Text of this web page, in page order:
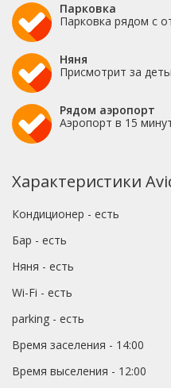
Парковка
Парковка рядом с
Няня
Присмотрит за
Рядом аэропорт
Аэропорт в 15
Характеристики
Кондиционер - есть
Бар - есть
Няня - есть
Wi-Fi - есть
parking - есть
Время заселения - 14:00
Время выселения - 12:00